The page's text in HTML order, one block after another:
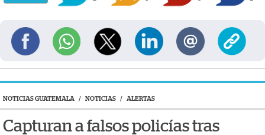
NOTICIAS GUATEMALA / NOTICIAS / ALERTAS
Capturan a falsos policías tras